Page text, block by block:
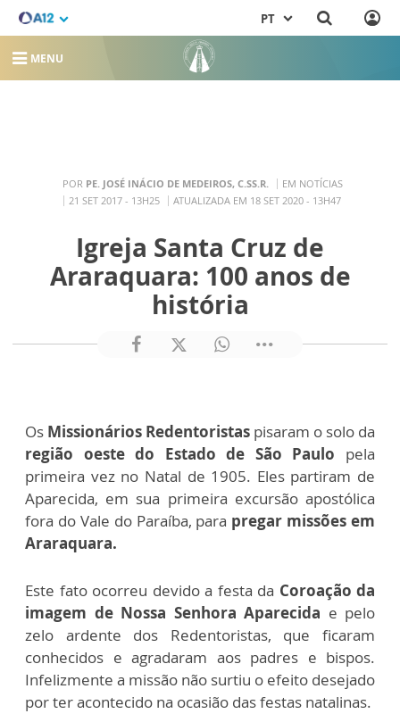
PT
MENU
POR PE. JOSÉ INÁCIO DE MEDEIROS, C.SS.R.
EM NOTÍCIAS
21 SET 2017 - 13H25
ATUALIZADA EM 18 SET 2020 - 13H47
Igreja Santa Cruz de
Araraquara: 100 anos de
história
Os Missionários Redentoristas pisaram o solo da
região oeste do Estado de São Paulo pela
primeira vez no Natal de 1905. Eles partiram de
Aparecida, em sua primeira excursão apostólica
fora do Vale do Paraíba, para pregar missões em
Araraquara.
Este fato ocorreu devido a festa da Coroação da
imagem de Nossa Senhora Aparecida e pelo
zelo ardente dos Redentoristas, que ficaram
conhecidos e agradaram aos padres e bispos.
Infelizmente a missão não surtiu o efeito desejado
por ter acontecido na ocasião das festas natalinas.